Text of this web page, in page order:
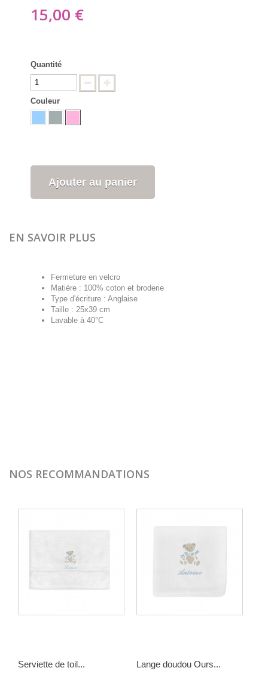
15,00 €
Quantité
Couleur
Ajouter au panier
EN SAVOIR PLUS
Fermeture en velcro
Matière : 100% coton et broderie
Type d'écriture : Anglaise
Taille : 25x39 cm
Lavable à 40°C
NOS RECOMMANDATIONS
Serviette de toil... Lange doudou Ours...